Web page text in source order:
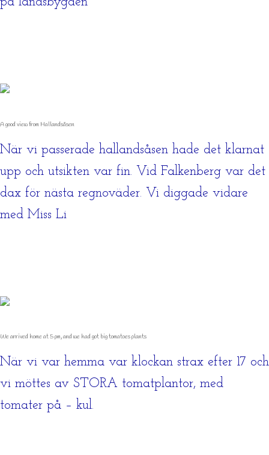
A good view from Hallandsåsen
När vi passerade hallandsåsen hade det klarnat
upp och utsikten var fin. Vid Falkenberg var det
dax för nästa regnoväder. Vi diggade vidare
med Miss Li
We arrived home at 5 pm, and we had got big tomatoes plants
När vi var hemma var klockan strax efter 17 och
vi möttes av STORA tomatplantor, med
tomater på – kul.